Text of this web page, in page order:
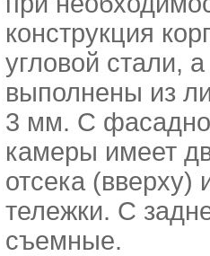
конструкция
угловой стали,
выполнены из
3 мм. С
камеры имеет
отсека (вверху)
тележки. С
съемные.